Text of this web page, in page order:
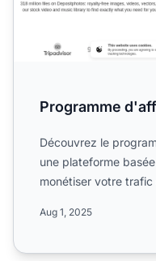
Programme
Découvrez le
une plateforme
monétiser votre
Aug 1, 2025